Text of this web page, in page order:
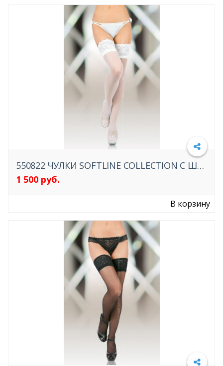
550822 ЧУЛКИ SOFTLINE COLLECTION С ШИРОКОЙ КРУЖЕВНОЙ РЕЗИНКОЙ
1 500 руб.
В корзину